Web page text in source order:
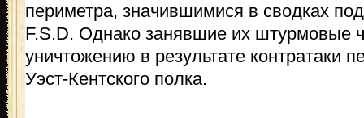
периметра, значившимися в сводках
F.S.D. Однако занявшие их штурмовые
уничтожению в результате контратаки
Уэст-Кентского полка.